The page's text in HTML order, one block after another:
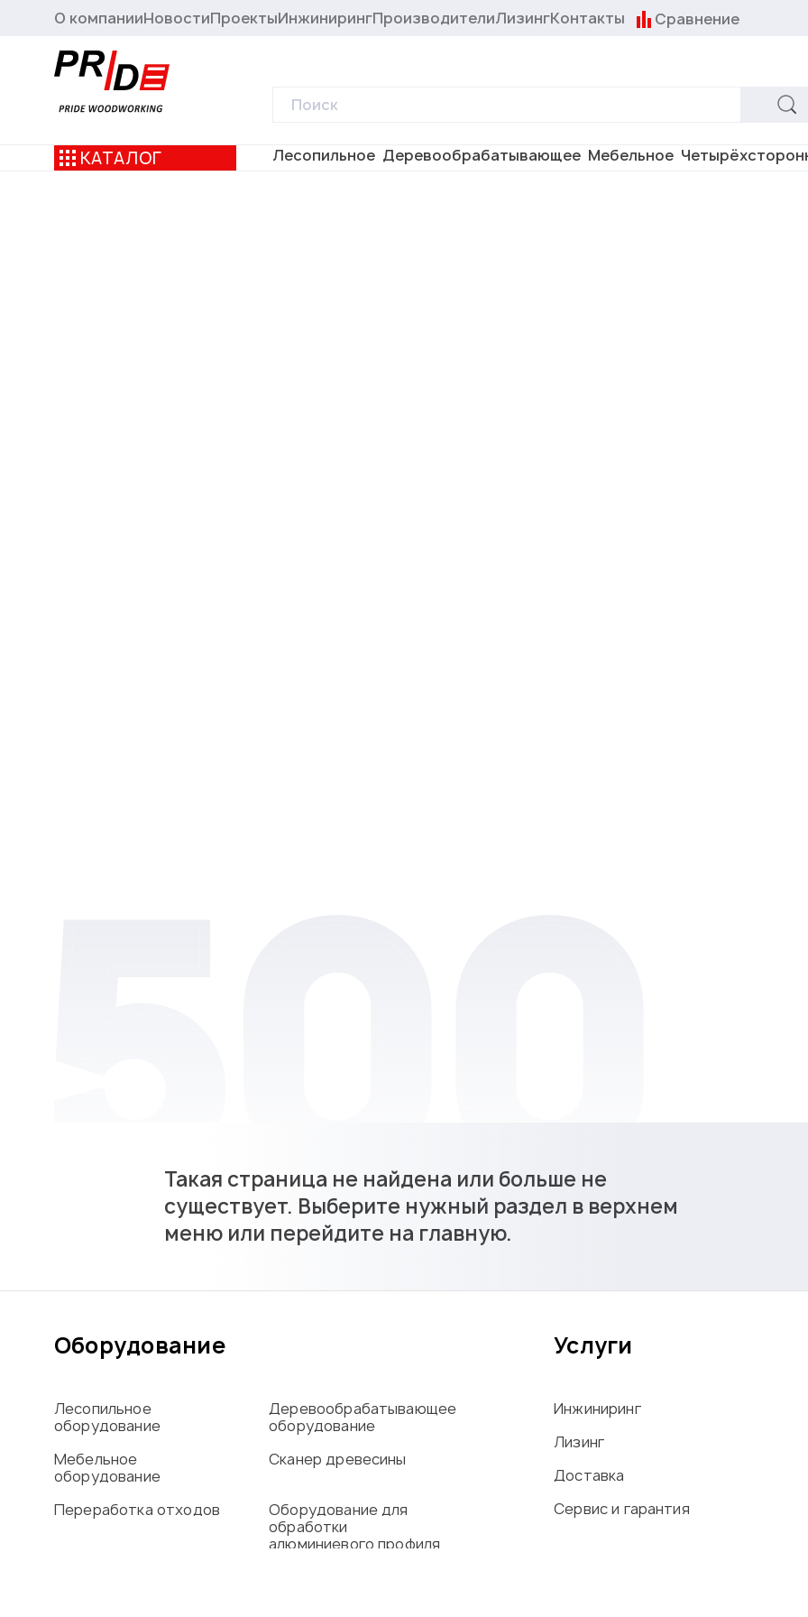
О компанииНовостиПроектыИнжинирингПроизводителиЛизингКонтакты Сравнение
КАТАЛОГ Лесопильное Деревообрабатывающее Мебельное
Такая страница не найдена или больше не
существует. Выберите нужный раздел в верхнем
меню или перейдите на главную.
Оборудование
Лесопильное
оборудование
Деревообрабатывающее
оборудование
Мебельное
оборудование
Сканер древесины
Переработка отходов
Оборудование для
обработки
алюминиевого профиля
Услуги
Инжиниринг
Лизинг
Доставка
Сервис и гарантия